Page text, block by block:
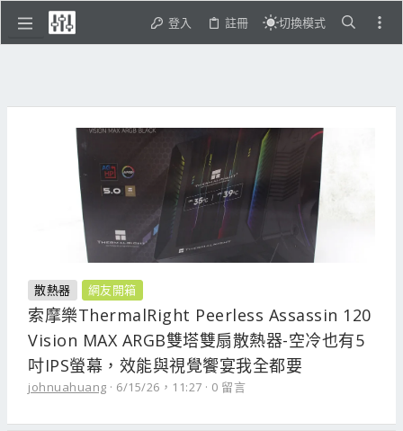
登入 註冊 切換模式
散熱器 網友開箱
索摩樂ThermalRight Peerless Assassin 120
Vision MAX ARGB雙塔雙扇散熱器-空冷也有5
吋IPS螢幕，效能與視覺饗宴我全都要
johnuahuang 6/15/26，11:27 0 留言